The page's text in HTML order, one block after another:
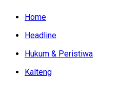
Home
Headline
Hukum & Peristiwa
Kalteng